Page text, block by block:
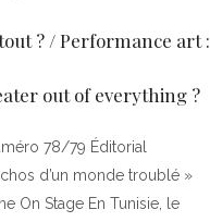
? / Performance art :
out of everything ?
78/79 Éditorial
d’un monde troublé »
On Stage En Tunisie, le